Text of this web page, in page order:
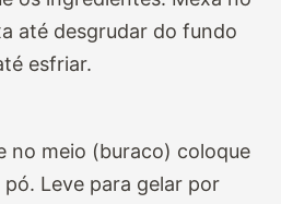
até desgrudar do fundo
esfriar.
no meio (buraco) coloque
Leve para gelar por